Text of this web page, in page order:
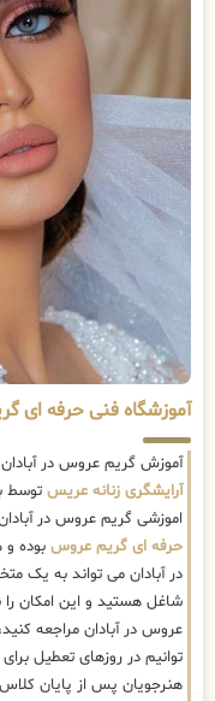
آموزشگاه فنی حرفه ای
آموزش گریم عروس در
آرایشگری زنانه عریس توسط
اموزشی گریم عروس در
حرفه ای گریم عروس بوده
در آبادان می تواند به
شاغل هستید و این امکان را
عروس در آبادان مراجعه
توانیم در روزهای تعطیل
هنرجویان پس از پایان